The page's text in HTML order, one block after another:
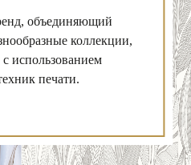
объединяющий
коллекции,
использованием
печати.